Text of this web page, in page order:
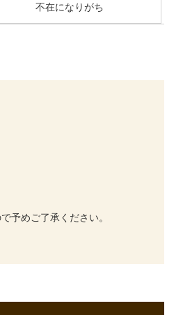
不在になりがち
予めご了承ください。